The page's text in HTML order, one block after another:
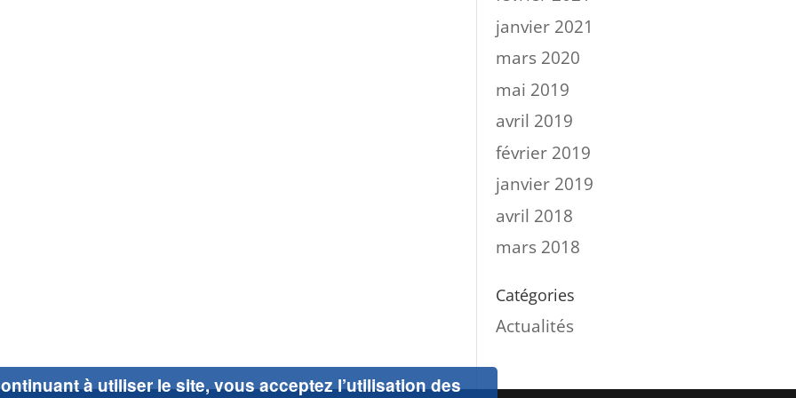
janvier 2021
mars 2020
mai 2019
avril 2019
février 2019
janvier 2019
avril 2018
mars 2018
Catégories
Actualités
à utiliser le site, vous acceptez l’utilisation des